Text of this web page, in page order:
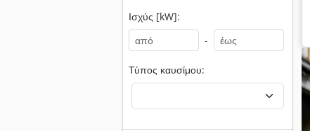
Ισχύς [kW]:
-
Τύπος καυσίμου: